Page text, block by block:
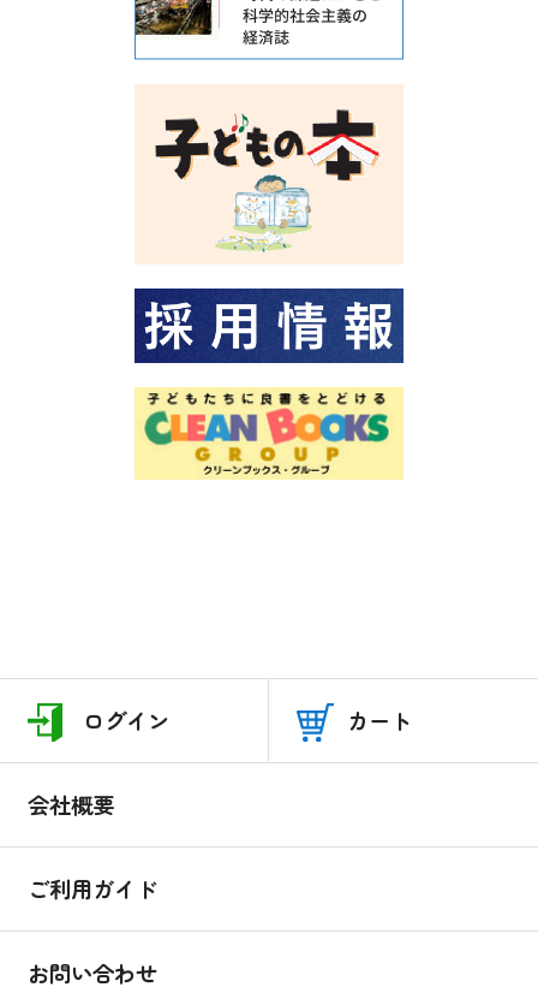
ログイン カート
会社概要
ご利用ガイド
お問い合わせ